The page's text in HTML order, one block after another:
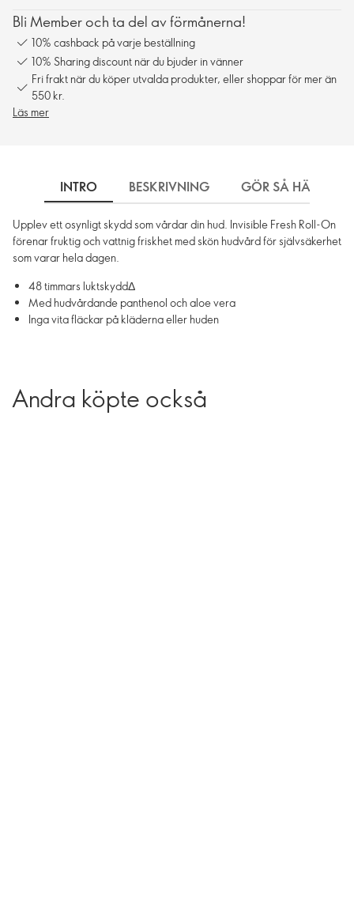
Bli Member och ta del av förmånerna!
10% cashback på varje beställning
10% Sharing discount när du bjuder in vänner
Fri frakt när du köper utvalda produkter, eller shoppar för mer än
550 kr.
Läs mer
INTRO BESKRIVNING GÖR SÅ HÄR
Upplev ett osynligt skydd som vårdar din hud. Invisible Fresh Roll-On
förenar fruktig och vattnig friskhet med skön hudvård för självsäkerhet
som varar hela dagen.
48 timmars luktskyddΔ
Med hudvårdande panthenol och aloe vera
Inga vita fläckar på kläderna eller huden
Andra köpte också